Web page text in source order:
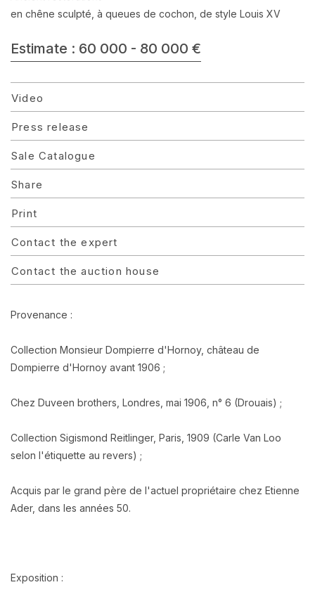
en chêne sculpté, à queues de cochon, de style Louis XV
Estimate : 60 000 - 80 000 €
Video
Press release
Sale Catalogue
Share
Print
Contact the expert
Contact the auction house
Provenance :
Collection Monsieur Dompierre d'Hornoy, château de
Dompierre d'Hornoy avant 1906 ;
Chez Duveen brothers, Londres, mai 1906, n° 6 (Drouais) ;
Collection Sigismond Reitlinger, Paris, 1909 (Carle Van Loo
selon l'étiquette au revers) ;
Acquis par le grand père de l'actuel propriétaire chez Etienne
Ader, dans les années 50.
Exposition :